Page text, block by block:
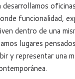
desarrollamos
funcionalidad,
dentro de una
lugares
y representar una